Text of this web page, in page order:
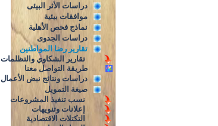
دراسات الأثر البيئى
موافقات بيئية
نماذج فحص الأهلية
دراسات الجدوى
تقارير رضا المواطنين
تقارير الشكاوي والتظلمات
طريقة التواصل معنا
دراسات ونتائج نبض الأعمال
صيغة التمويل
نسب تنفيذ المشروعات
إعلانات وتنويهات
التكتلات الاقتصادية